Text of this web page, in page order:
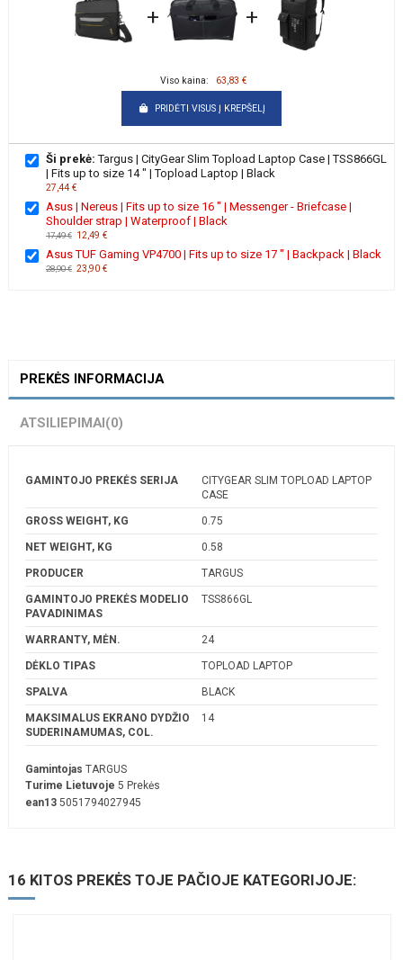
+ +
Viso kaina: 63,83 €
PRIDĖTI VISUS Į KREPŠELĮ
Ši prekė: Targus | CityGear Slim Topload Laptop Case | TSS866GL
| Fits up to size 14 " | Topload Laptop | Black
27,44 €
Asus | Nereus | Fits up to size 16 " | Messenger - Briefcase |
Shoulder strap | Waterproof | Black
17,49 € 12,49 €
Asus TUF Gaming VP4700 | Fits up to size 17 " | Backpack | Black
28,90 € 23,90 €
PREKĖS INFORMACIJA
ATSILIEPIMAI(0)
GAMINTOJO PREKĖS SERIJA
CITYGEAR SLIM TOPLOAD LAPTOP
CASE
GROSS WEIGHT, KG 0.75
NET WEIGHT, KG 0.58
PRODUCER TARGUS
GAMINTOJO PREKĖS MODELIO
PAVADINIMAS
TSS866GL
WARRANTY, MĖN. 24
DĖKLO TIPAS TOPLOAD LAPTOP
SPALVA BLACK
MAKSIMALUS EKRANO DYDŽIO
SUDERINAMUMAS, COL.
14
Gamintojas TARGUS
Turime Lietuvoje 5 Prekės
ean13 5051794027945
16 KITOS PREKĖS TOJE PAČIOJE KATEGORIJOJE: